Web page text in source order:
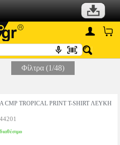
Φίλτρα (1/48)
TROPICAL PRINT T-SHIRT ΛΕΥΚΗ